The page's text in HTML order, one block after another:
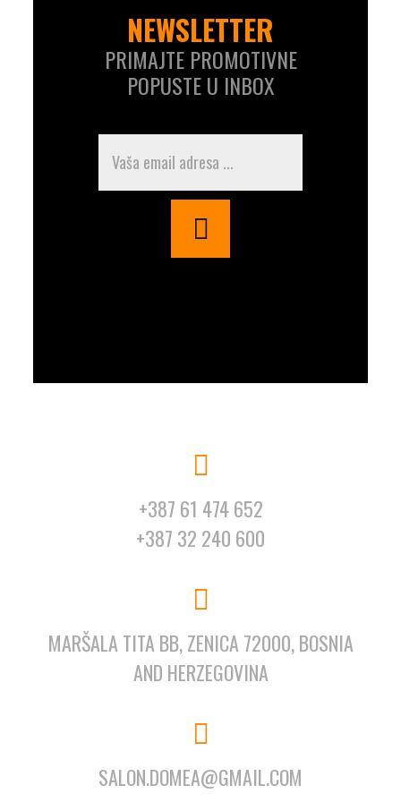
NEWSLETTER
PRIMAJTE PROMOTIVNE
POPUSTE U INBOX
+387 61 474 652
+387 32 240 600
MARŠALA TITA BB, ZENICA 72000, BOSNIA
AND HERZEGOVINA
SALON.DOMEA@GMAIL.COM